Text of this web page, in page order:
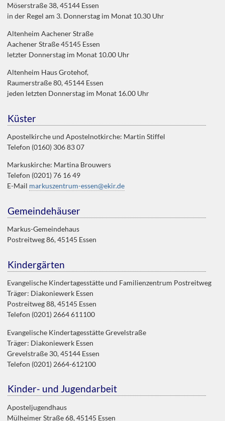
Möserstraße 38, 45144 Essen
in der Regel am 3. Donnerstag im Monat 10.30 Uhr
Altenheim Aachener Straße
Aachener Straße 45145 Essen
letzter Donnerstag im Monat 10.00 Uhr
Altenheim Haus Grotehof,
Raumerstraße 80, 45144 Essen
jeden letzten Donnerstag im Monat 16.00 Uhr
Küster
Apostelkirche und Apostelnotkirche: Martin Stiffel
Telefon (0160) 306 83 07
Markuskirche: Martina Brouwers
Telefon (0201) 76 16 49
E-Mail markuszentrum-essen@ekir.de
Gemeindehäuser
Markus-Gemeindehaus
Postreitweg 86, 45145 Essen
Kindergärten
Evangelische Kindertagesstätte und Familienzentrum Postreitweg
Träger: Diakoniewerk Essen
Postreitweg 88, 45145 Essen
Telefon (0201) 2664 611100
Evangelische Kindertagesstätte Grevelstraße
Träger: Diakoniewerk Essen
Grevelstraße 30, 45144 Essen
Telefon (0201) 2664-612100
Kinder- und Jugendarbeit
Aposteljugendhaus
Mülheimer Straße 68, 45145 Essen